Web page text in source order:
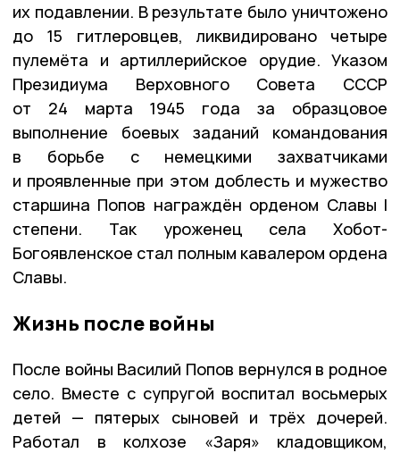
их подавлении. В результате было уничтожено
до 15 гитлеровцев, ликвидировано четыре
пулемёта и артиллерийское орудие. Указом
Президиума Верховного Совета СССР
от 24 марта 1945 года за образцовое
выполнение боевых заданий командования
в борьбе с немецкими захватчиками
и проявленные при этом доблесть и мужество
старшина Попов награждён орденом Славы I
степени. Так уроженец села Хобот-
Богоявленское стал полным кавалером ордена
Славы.
Жизнь после войны
После войны Василий Попов вернулся в родное
село. Вместе с супругой воспитал восьмерых
детей — пятерых сыновей и трёх дочерей.
Работал в колхозе «Заря» кладовщиком,